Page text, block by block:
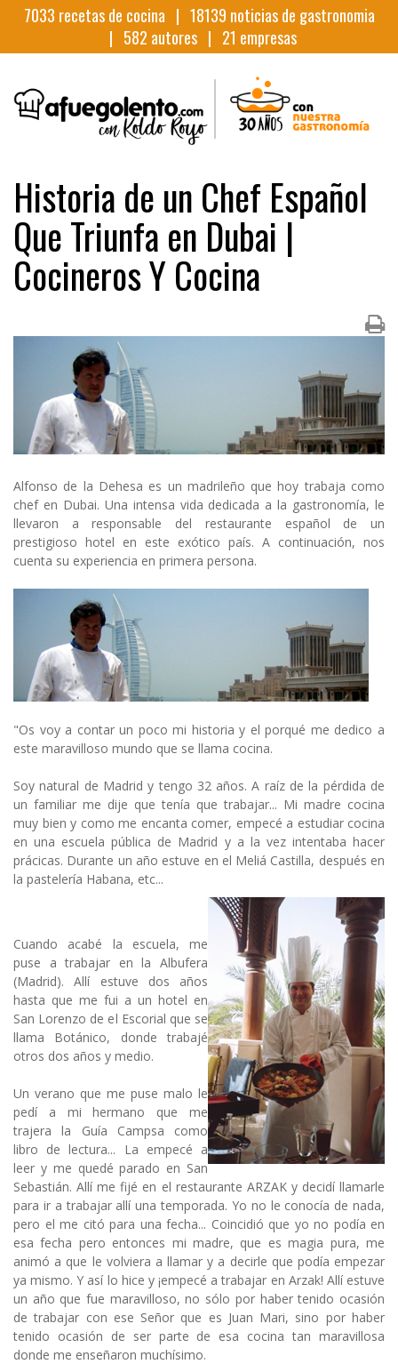
7033 recetas de cocina | 18139 noticias de gastronomia
| 582 autores | 21 empresas
Historia de un Chef Español
Que Triunfa en Dubai |
Cocineros Y Cocina
Alfonso de la Dehesa es un madrileño que hoy trabaja como
chef en Dubai. Una intensa vida dedicada a la gastronomía, le
llevaron a responsable del restaurante español de un
prestigioso hotel en este exótico país. A continuación, nos
cuenta su experiencia en primera persona.
"Os voy a contar un poco mi historia y el porqué me dedico a
este maravilloso mundo que se llama cocina.
Soy natural de Madrid y tengo 32 años. A raíz de la pérdida de
un familiar me dije que tenía que trabajar... Mi madre cocina
muy bien y como me encanta comer, empecé a estudiar cocina
en una escuela pública de Madrid y a la vez intentaba hacer
prácicas. Durante un año estuve en el Meliá Castilla, después en
la pastelería Habana, etc...
Cuando acabé la escuela, me
puse a trabajar en la Albufera
(Madrid). Allí estuve dos años
hasta que me fui a un hotel en
San Lorenzo de el Escorial que se
llama Botánico, donde trabajé
otros dos años y medio.
Un verano que me puse malo le
pedí a mi hermano que me
trajera la Guía Campsa como
libro de lectura... La empecé a
leer y me quedé parado en San
Sebastián. Allí me fijé en el restaurante ARZAK y decidí llamarle
para ir a trabajar allí una temporada. Yo no le conocía de nada,
pero el me citó para una fecha... Coincidió que yo no podía en
esa fecha pero entonces mi madre, que es magia pura, me
animó a que le volviera a llamar y a decirle que podía empezar
ya mismo. Y así lo hice y ¡empecé a trabajar en Arzak! Allí estuve
un año que fue maravilloso, no sólo por haber tenido ocasión
de trabajar con ese Señor que es Juan Mari, sino por haber
tenido ocasión de ser parte de esa cocina tan maravillosa
donde me enseñaron muchísimo.